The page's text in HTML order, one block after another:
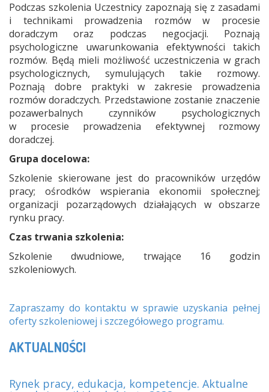
Podczas szkolenia Uczestnicy zapoznają się z zasadami
i technikami prowadzenia rozmów w procesie
doradczym oraz podczas negocjacji. Poznają
psychologiczne uwarunkowania efektywności takich
rozmów. Będą mieli możliwość uczestniczenia w grach
psychologicznych, symulujących takie rozmowy.
Poznają dobre praktyki w zakresie prowadzenia
rozmów doradczych. Przedstawione zostanie znaczenie
pozawerbalnych czynników psychologicznych
w procesie prowadzenia efektywnej rozmowy
doradczej.
Grupa docelowa:
Szkolenie skierowane jest do pracowników urzędów
pracy; ośrodków wspierania ekonomii społecznej;
organizacji pozarządowych działających w obszarze
rynku pracy.
Czas trwania szkolenia:
Szkolenie dwudniowe, trwające 16 godzin
szkoleniowych.
Zapraszamy do kontaktu w sprawie uzyskania pełnej
oferty szkoleniowej i szczegółowego programu.
AKTUALNOŚCI
Rynek pracy, edukacja, kompetencje. Aktualne